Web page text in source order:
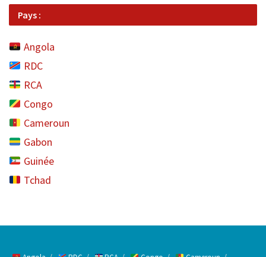
Pays :
Angola
RDC
RCA
Congo
Cameroun
Gabon
Guinée
Tchad